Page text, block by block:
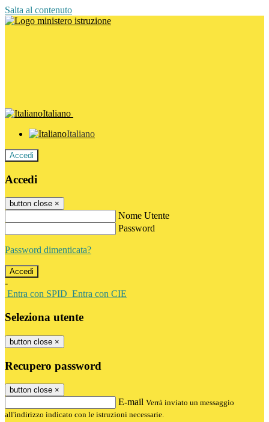
Salta al contenuto
Italiano
Italiano
Accedi
Accedi
button close ×
Nome Utente
Password
Password dimenticata?
-
Entra con SPID Entra con CIE
Seleziona utente
button close ×
Recupero password
button close ×
E-mail Verrà inviato un messaggio
all'indirizzo indicato con le istruzioni necessarie.